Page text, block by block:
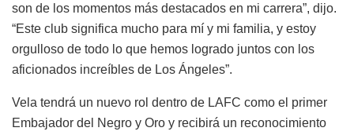
son de los momentos más destacados en mi carrera”, dijo.
“Este club significa mucho para mí y mi familia, y estoy
orgulloso de todo lo que hemos logrado juntos con los
aficionados increíbles de Los Ángeles”.
Vela tendrá un nuevo rol dentro de LAFC como el primer
Embajador del Negro y Oro y recibirá un reconocimiento